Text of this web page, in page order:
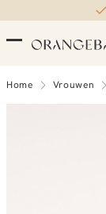
Home Vrouwen